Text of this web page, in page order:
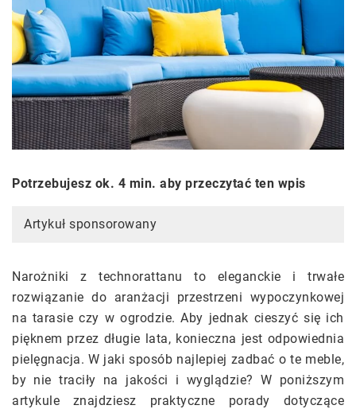
Potrzebujesz ok. 4 min. aby przeczytać ten wpis
Artykuł sponsorowany
Narożniki z technorattanu to eleganckie i trwałe
rozwiązanie do aranżacji przestrzeni wypoczynkowej
na tarasie czy w ogrodzie. Aby jednak cieszyć się ich
pięknem przez długie lata, konieczna jest odpowiednia
pielęgnacja. W jaki sposób najlepiej zadbać o te meble,
by nie traciły na jakości i wyglądzie? W poniższym
artykule znajdziesz praktyczne porady dotyczące